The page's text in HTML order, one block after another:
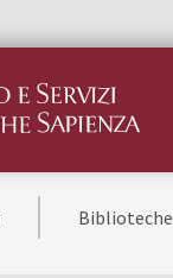
Biblioteche